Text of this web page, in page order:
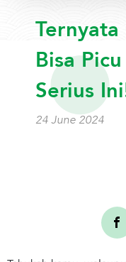
Bisa
Serius
24 June 2024